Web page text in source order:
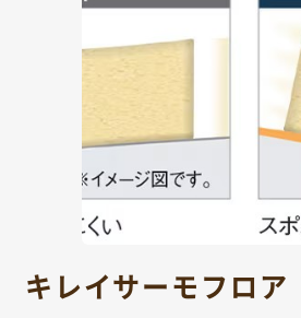
キレイサーモフロア